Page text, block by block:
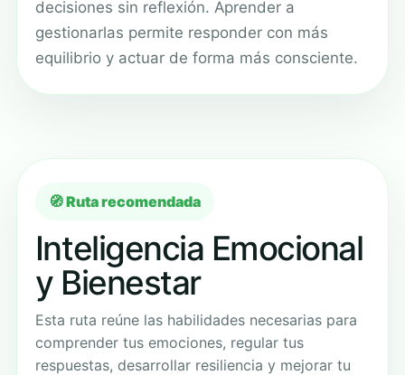
decisiones sin reflexión. Aprender a
gestionarlas permite responder con más
equilibrio y actuar de forma más consciente.
🧭 Ruta recomendada
Inteligencia Emocional
y Bienestar
Esta ruta reúne las habilidades necesarias para
comprender tus emociones, regular tus
respuestas, desarrollar resiliencia y mejorar tu